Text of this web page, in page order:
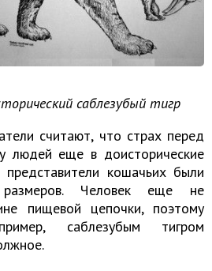
саблезубый тигр
считают, что страх перед
людей еще в доисторические
кошачьих были
Человек еще не
пищевой цепочки, поэтому
саблезубым тигром